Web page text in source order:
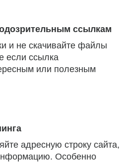
ссылкам
и не скачивайте файлы
если ссылка
или полезным
адресную строку сайта,
Особенно